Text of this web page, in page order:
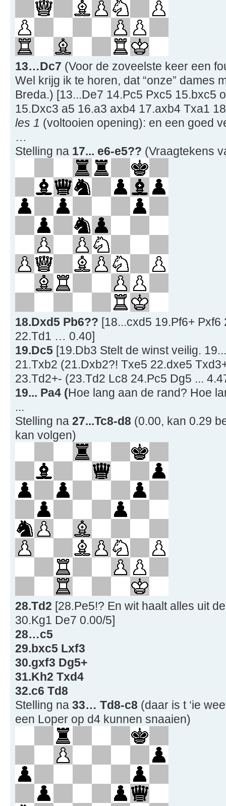
13…Dc7 (Voor de zoveelste keer een
Wel krijg ik te horen, dat “onze” dames
Breda.) [13...De7 14.Pc5 Pxc5 15.bxc5
15.Dxc3 a5 16.a3 axb4 17.axb4 Txa1
les 1 (voltooien opening): en een goed
…
Stelling na 17... e6-e5?? (Vraagtekens
18.Dxd5 Pb6?? [18...cxd5 19.Pf6+
22.Td1 … 0.40]
19.Dc5 [19.Db3 Stelt de winst veilig.
21.Txb2 (21.Dxb2?! Txe5 22.dxe5
23.Td2+- (23.Td2 Lc8 24.Pc5 Dg5 ...
19... Pa4 (Hoe lang aan de rand? Hoe
...
Stelling na 27...Tc8-d8 (0.00, kan 0.29
kan volgen)
28.Td2 [28.Pe5!? En wit haalt alles uit
30.Kg1 De7 0.00/5]
28…c5
29.bxc5 Lxf3
30.gxf3 Dg5+
31.Kh2 Txd4
32.c6 Td8
Stelling na 33… Td8-c8 (daar is t ‘ie
een Loper op d4 kunnen snaaien)